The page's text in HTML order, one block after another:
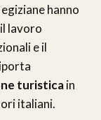
hanno
lavoro
e il
turisticain
italiani.